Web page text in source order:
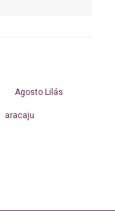
Agosto Lilás
aracaju